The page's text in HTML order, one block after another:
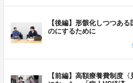
【後編】形骸化しつつあ
のにするために
【前編】高額療養費制度